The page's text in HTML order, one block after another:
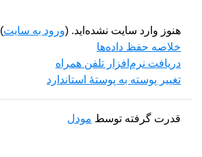
هنوز وارد سایت نشده‌اید. (ورود به سایت)
خلاصه حفظ داده‌ها
دریافت نرم‌افزار تلفن همراه
تغییر پوسته به پوستهٔ استاندارد
قدرت گرفته توسط مودل